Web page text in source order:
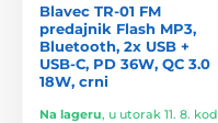
Blavec TR-01 FM
predajnik Flash MP3,
Bluetooth, 2x USB +
USB-C, PD 36W, QC 3.0
18W, crni
Na lageru, u utorak 11. 8. kod